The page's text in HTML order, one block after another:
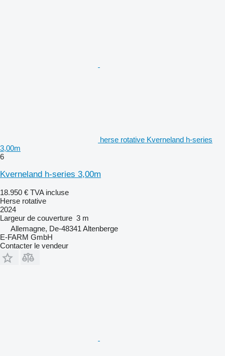
herse rotative Kverneland h-series
3,00m
6
Kverneland h-series 3,00m
18.950 € TVA incluse
Herse rotative
2024
Largeur de couverture 3 m
Allemagne, De-48341 Altenberge
E-FARM GmbH
Contacter le vendeur